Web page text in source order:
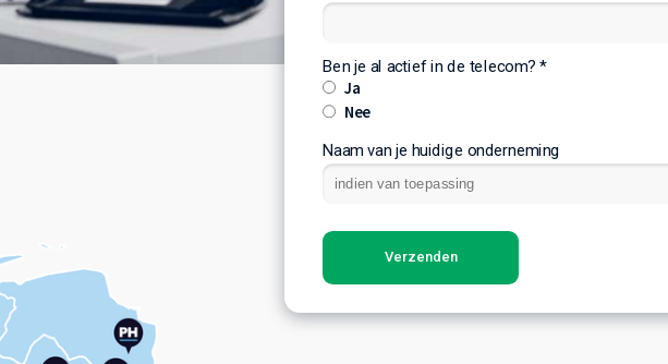
Ben je al actief in de telecom? *
Ja
Nee
Naam van je huidige onderneming
Verzenden